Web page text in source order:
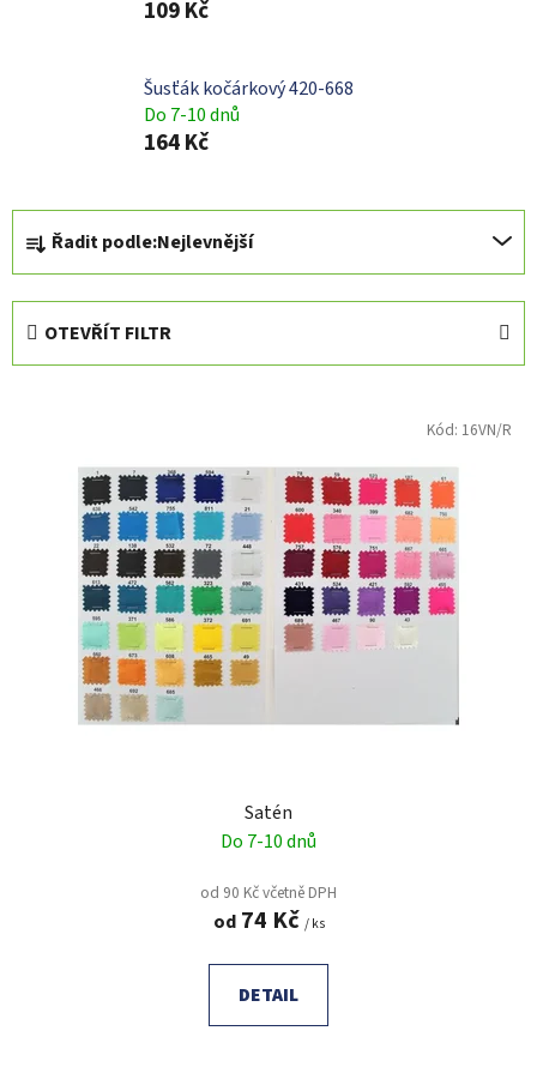
109 Kč
Šusťák kočárkový 420-668
Do 7-10 dnů
164 Kč
Ř
z
e
í
Řadit podle:Nejlevnější
OTEVŘÍT FILTR
Satén
Do 7-10 dnů
od 90 Kč včetně DPH
od74 Kč / ks
DETAIL
Kód: 16VN/R